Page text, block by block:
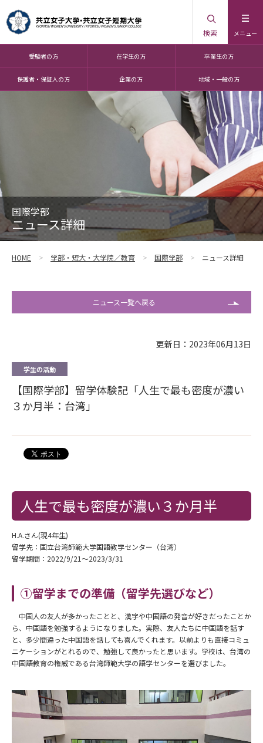
メニュー
検索
受験者の方 在学生の方 卒業生の方
保護者・保証人の方 企業の方 地域・一般の方
国際学部
ニュース詳細
HOME 学部・短大・大学院／教育 国際学部 ニュース詳細
ニュース一覧へ戻る
更新日：2023年06月13日
学生の活動
【国際学部】留学体験記「人生で最も密度が濃い
３か月半：台湾」
人生で最も密度が濃い３か月半
H.A.さん(現4年生)
留学先：国立台湾師範大学国語教学センター（台湾）
留学期間：2022/9/21～2023/3/31
①留学までの準備（留学先選びなど）
中国人の友人が多かったことと、漢字や中国語の発音が好きだったことか
ら、中国語を勉強するようになりました。実際、友人たちに中国語を話す
と、多少間違った中国語を話しても喜んでくれます。以前よりも直接コミュ
ニケーションがとれるので、勉強して良かったと思います。学校は、台湾の
中国語教育の権威である台湾師範大学の語学センターを選びました。